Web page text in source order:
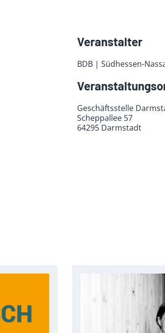
Veranstalter
BDB | Südhessen-
Geschäftsstelle
Scheppallee 57
64295 Darmstadt